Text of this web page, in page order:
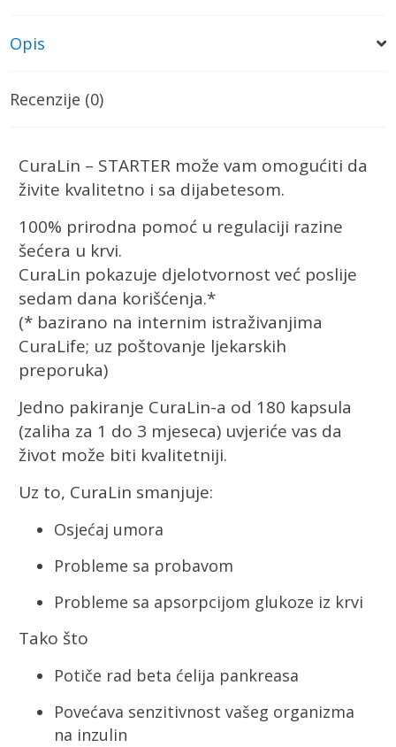
Opis
Recenzije (0)
CuraLin – STARTER može vam omogućiti da
živite kvalitetno i sa dijabetesom.
100% prirodna pomoć u regulaciji razine
šećera u krvi.
CuraLin pokazuje djelotvornost već poslije
sedam dana korišćenja.*
(* bazirano na internim istraživanjima
CuraLife; uz poštovanje ljekarskih
preporuka)
Jedno pakiranje CuraLin-a od 180 kapsula
(zaliha za 1 do 3 mjeseca) uvjeriće vas da
život može biti kvalitetniji.
Uz to, CuraLin smanjuje:
Osjećaj umora
Probleme sa probavom
Probleme sa apsorpcijom glukoze iz krvi
Tako što
Potiče rad beta ćelija pankreasa
Povećava senzitivnost vašeg organizma
na inzulin